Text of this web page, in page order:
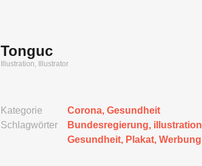
Tonguc
Illustration, Illustrator
Kategorie Corona, Gesundheit
Schlagwörter
Bundesregierung, illustration
Gesundheit, Plakat, Werbung